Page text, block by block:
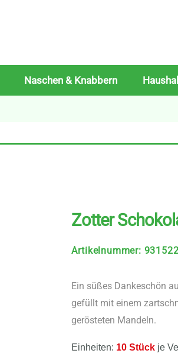
Naschen & Knabbern
Zotter
Artikelnummer:
Ein süßes Dankeschön
gefüllt mit einem
gerösteten Mandeln.
Einheiten: 10 Stück je